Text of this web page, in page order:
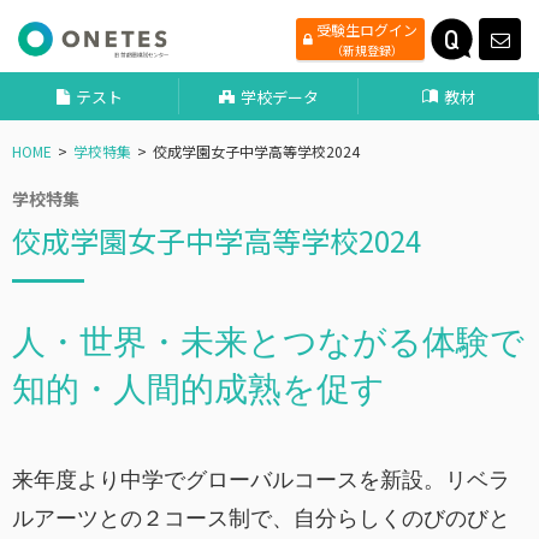
受験生ログイン
（新規登録）
テスト 学校データ 教材
HOME 学校特集 佼成学園女子中学高等学校2024
学校特集
佼成学園女子中学高等学校2024
人・世界・未来とつながる体験で
知的・人間的成熟を促す
来年度より中学でグローバルコースを新設。リベラ
ルアーツとの２コース制で、自分らしくのびのびと